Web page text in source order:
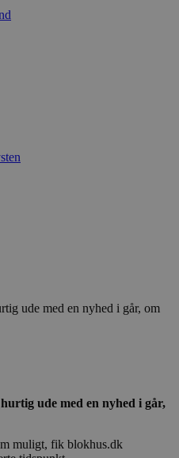
ude med en nyhed i går, om
ude med en nyhed i går,
muligt, fik blokhus.dk